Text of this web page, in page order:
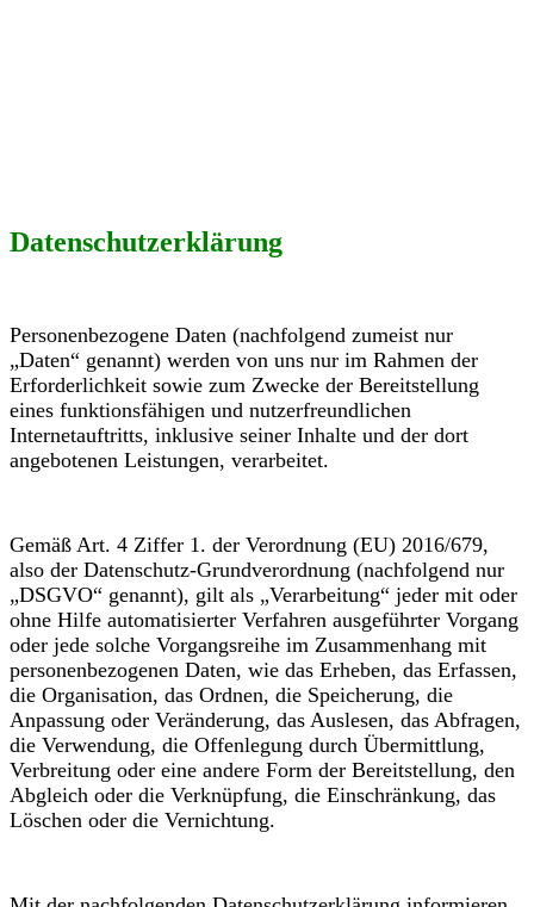
Datenschutzerklärung
Personenbezogene Daten (nachfolgend zumeist nur
„Daten“ genannt) werden von uns nur im Rahmen der
Erforderlichkeit sowie zum Zwecke der Bereitstellung
eines funktionsfähigen und nutzerfreundlichen
Internetauftritts, inklusive seiner Inhalte und der dort
angebotenen Leistungen, verarbeitet.
Gemäß Art. 4 Ziffer 1. der Verordnung (EU) 2016/679,
also der Datenschutz-Grundverordnung (nachfolgend nur
„DSGVO“ genannt), gilt als „Verarbeitung“ jeder mit oder
ohne Hilfe automatisierter Verfahren ausgeführter Vorgang
oder jede solche Vorgangsreihe im Zusammenhang mit
personenbezogenen Daten, wie das Erheben, das Erfassen,
die Organisation, das Ordnen, die Speicherung, die
Anpassung oder Veränderung, das Auslesen, das Abfragen,
die Verwendung, die Offenlegung durch Übermittlung,
Verbreitung oder eine andere Form der Bereitstellung, den
Abgleich oder die Verknüpfung, die Einschränkung, das
Löschen oder die Vernichtung.